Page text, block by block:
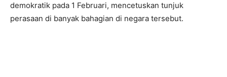
demokratik pada 1 Februari, mencetuskan tunjuk
perasaan di banyak bahagian di negara tersebut.